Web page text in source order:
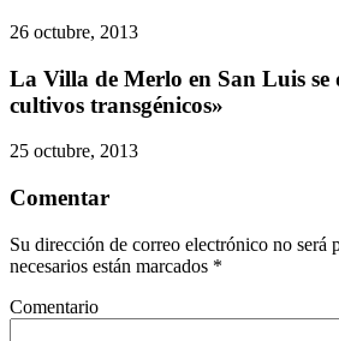
26 octubre, 2013
La Villa de Merlo en San Luis se
cultivos transgénicos»
25 octubre, 2013
Comentar
Su dirección de correo electrónico no será
necesarios están marcados *
Comentario